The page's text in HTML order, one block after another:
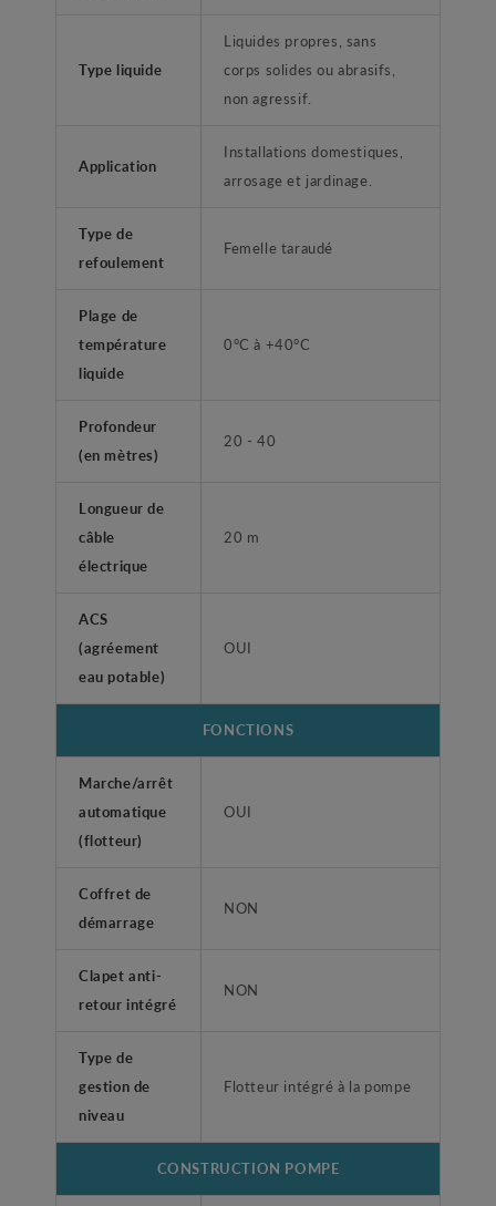
Type liquide
Liquides propres, sans
corps solides ou abrasifs,
non agressif.
Application
Installations domestiques,
arrosage et jardinage.
Type de
refoulement
Femelle taraudé
Plage de
température
liquide
0°C à +40°C
Profondeur
(en mètres)
20 - 40
Longueur de
câble
électrique
20 m
ACS
(agréement
eau potable)
OUI
FONCTIONS
Marche/arrêt
automatique
(flotteur)
OUI
Coffret de
démarrage
NON
Clapet anti-
retour intégré
NON
Type de
gestion de
niveau
Flotteur intégré à la pompe
CONSTRUCTION POMPE